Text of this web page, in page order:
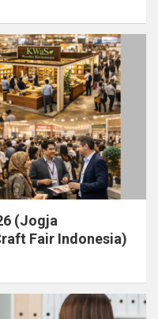
(Jogja
Fair Indonesia)